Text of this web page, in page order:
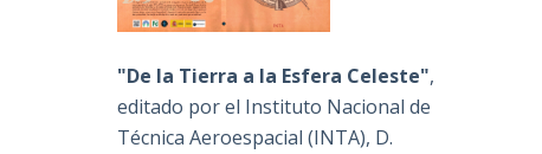
"De la Tierra a la Esfera Celeste",
editado por el Instituto Nacional de
Técnica Aeroespacial (INTA), D.